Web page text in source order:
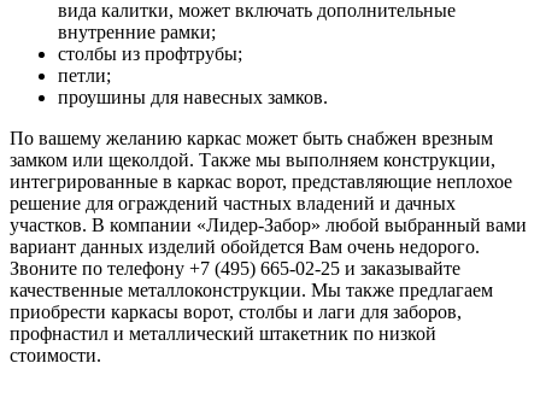
вида калитки, может включать дополнительные
внутренние рамки;
столбы из профтрубы;
петли;
проушины для навесных замков.
По вашему желанию каркас может быть снабжен врезным
замком или щеколдой. Также мы выполняем конструкции,
интегрированные в каркас ворот, представляющие неплохое
решение для ограждений частных владений и дачных
участков. В компании «Лидер-Забор» любой выбранный вами
вариант данных изделий обойдется Вам очень недорого.
Звоните по телефону +7 (495) 665-02-25 и заказывайте
качественные металлоконструкции. Мы также предлагаем
приобрести каркасы ворот, столбы и лаги для заборов,
профнастил и металлический штакетник по низкой
стоимости.